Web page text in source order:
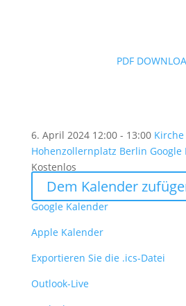
PDF
6. April 2024 12:00 - 13:00 Kirche
Hohenzollernplatz Berlin Google
Kostenlos
Dem Kalender
Google Kalender
Apple Kalender
Exportieren Sie die .ics-Datei
Outlook-Live